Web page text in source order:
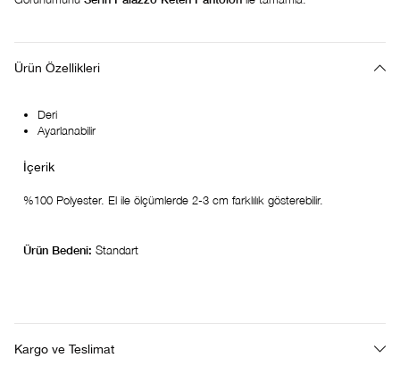
Ürün Özellikleri
Deri
Ayarlanabilir
%100 Polyester. El ile ölçümlerde 2-3 cm farklılık gösterebilir.
Ürün Bedeni: Standart
Kargo ve Teslimat